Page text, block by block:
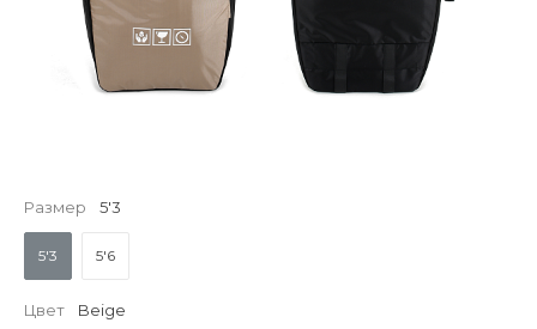
Размер 5'3
5'3 5'6
Цвет Beige